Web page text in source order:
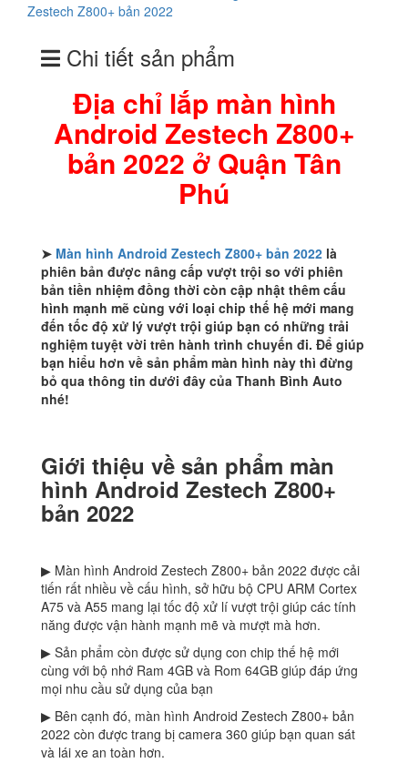
Zestech
bản
2022
Zestech Z800+ bản 2022
Chi tiết sản phẩm
Địa chỉ lắp màn hình
Android Zestech Z800+
bản 2022 ở Quận Tân
Phú
➤ Màn hình Android Zestech Z800+ bản 2022 là
phiên bản được nâng cấp vượt trội so với phiên
bản tiền nhiệm đồng thời còn cập nhật thêm cấu
hình mạnh mẽ cùng với loại chip thế hệ mới mang
đến tốc độ xử lý vượt trội giúp bạn có những trải
nghiệm tuyệt vời trên hành trình chuyến đi. Để giúp
bạn hiểu hơn về sản phẩm màn hình này thì đừng
bỏ qua thông tin dưới đây của Thanh Bình Auto
nhé!
Giới thiệu về sản phẩm màn
hình Android Zestech Z800+
bản 2022
▶ Màn hình Android Zestech Z800+ bản 2022 được cải
tiến rất nhiều về cấu hình, sở hữu bộ CPU ARM Cortex
A75 và A55 mang lại tốc độ xử lí vượt trội giúp các tính
năng được vận hành mạnh mẽ và mượt mà hơn.
▶ Sản phẩm còn được sử dụng con chip thế hệ mới
cùng với bộ nhớ Ram 4GB và Rom 64GB giúp đáp ứng
mọi nhu cầu sử dụng của bạn
▶ Bên cạnh đó, màn hình Android Zestech Z800+ bản
2022 còn được trang bị camera 360 giúp bạn quan sát
và lái xe an toàn hơn.